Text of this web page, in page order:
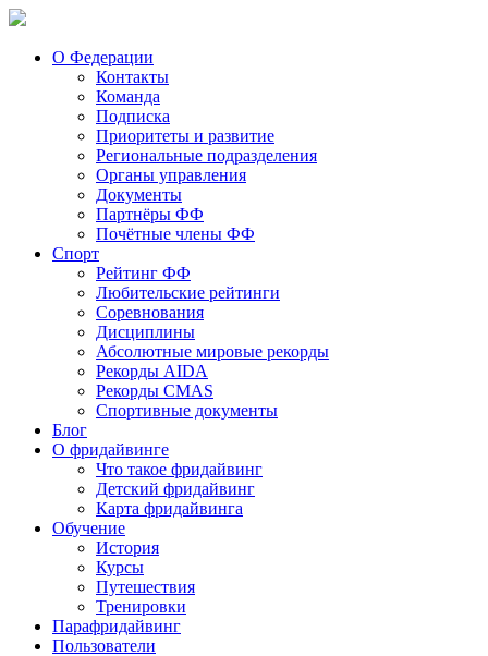
О Федерации
Контакты
Команда
Подписка
Приоритеты и развитие
Региональные подразделения
Органы управления
Документы
Партнёры ФФ
Почётные члены ФФ
Спорт
Рейтинг ФФ
Любительские рейтинги
Соревнования
Дисциплины
Абсолютные мировые рекорды
Рекорды AIDA
Рекорды CMAS
Спортивные документы
Блог
О фридайвинге
Что такое фридайвинг
Детский фридайвинг
Карта фридайвинга
Обучение
История
Курсы
Путешествия
Тренировки
Парафридайвинг
Пользователи